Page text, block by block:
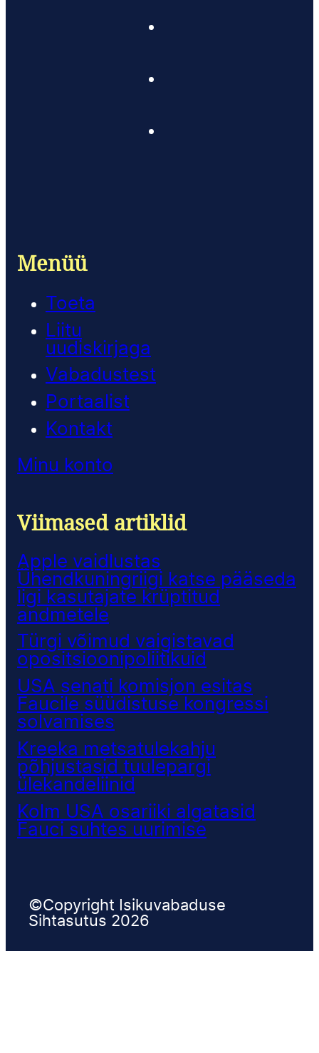
Menüü
Toeta
Liitu
uudiskirjaga
Vabadustest
Portaalist
Kontakt
Minu konto
Viimased artiklid
Apple vaidlustas
Ühendkuningriigi katse pääseda
ligi kasutajate krüptitud
andmetele
Türgi võimud vaigistavad
opositsioonipoliitikuid
USA senati komisjon esitas
Faucile süüdistuse kongressi
solvamises
Kreeka metsatulekahju
põhjustasid tuulepargi
ülekandeliinid
Kolm USA osariiki algatasid
Fauci suhtes uurimise
©Copyright Isikuvabaduse
Sihtasutus 2026